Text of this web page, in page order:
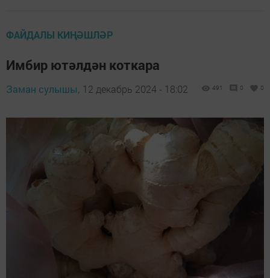
ФАЙДАЛЫ КИҢӘШЛӘР
Имбир ютәлдән коткара
Заман сулышы, 12 декабрь 2024 - 18:02 491 0 0